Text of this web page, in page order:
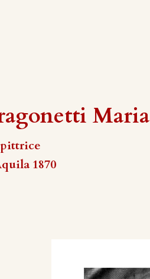
Maria
pittrice
1870